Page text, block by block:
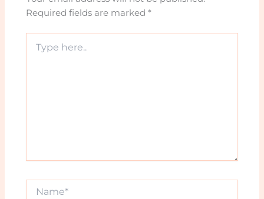
Required fields are marked*
here..